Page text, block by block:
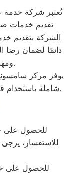
تُعتبر شركة خدمة
تقديم خدمات
الشركة بتقديم
دائمًا لضمان رضا
ومهنية بأسعار معقولة ومنافسة.
يوفر مركز
شاملة باستخدام قطع غيار أصلية مع شهادات ضمان معتمدة.
للحصول على
للاستفسار، يرجى
للحصول على